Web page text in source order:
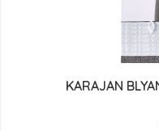
KARAJAN